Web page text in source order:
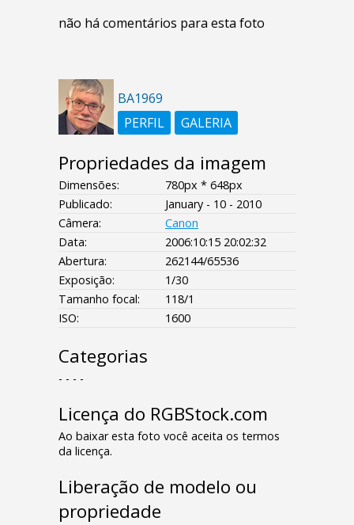
não há comentários para esta foto
BA1969
PERFIL
GALERIA
Propriedades da imagem
Dimensões:
780px * 648px
Publicado:
January - 10 - 2010
Câmera:
Canon
Data:
2006:10:15 20:02:32
Abertura:
262144/65536
Exposição:
1/30
Tamanho focal:
118/1
ISO:
1600
Categorias
- - - -
Licença do RGBStock.com
Ao baixar esta foto você aceita os termos
da licença.
Liberação de modelo ou
propriedade